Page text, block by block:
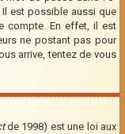
est possible aussi que
compte. En effet, il est
ne postant pas pour
arrive, tentez de vous
de 1998) est une loi aux